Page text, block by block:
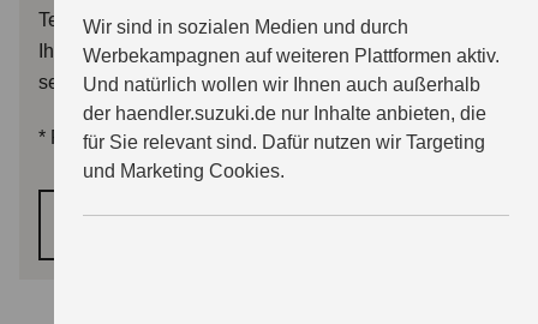
Wir sind in sozialen Medien und durch
Werbekampagnen auf weiteren Plattformen aktiv.
Und natürlich wollen wir Ihnen auch außerhalb
der haendler.suzuki.de nur Inhalte anbieten, die
für Sie relevant sind. Dafür nutzen wir Targeting
und Marketing Cookies.
Terminbestätigung, oder der Händler wird sich mit
Ihnen zwecks Terminalternativen in Verbindung
setzen.
* Pflichtfelder